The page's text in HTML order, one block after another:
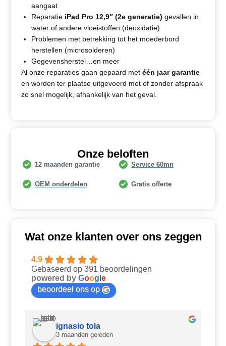
aangaat
Reparatie iPad Pro 12,9″ (2e generatie) gevallen in
water of andere vloeistoffen (deoxidatie)
Problemen met betrekking tot het moederbord
herstellen (microsolderen)
Gegevensherstel…en meer
Al onze reparaties gaan gepaard metéén jaar garantie
en worden ter plaatse uitgevoerd met of zonder afspraak
zo snel mogelijk, afhankelijk van het geval.
Onze beloften
12 maanden garantie Service 60mn
OEM onderdelen Gratis offerte
Wat onze klanten over ons zeggen
4.9
Gebaseerd op 391 beoordelingen
powered byGoog le
beoordeel ons op
ignasio tola
3 maanden geleden